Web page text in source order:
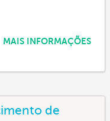
MAIS INFORMAÇÕES
de